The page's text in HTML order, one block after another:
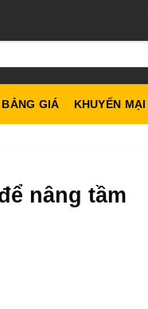
BẢNG GIÁ KHUYẾN MẠI
nâng tầm